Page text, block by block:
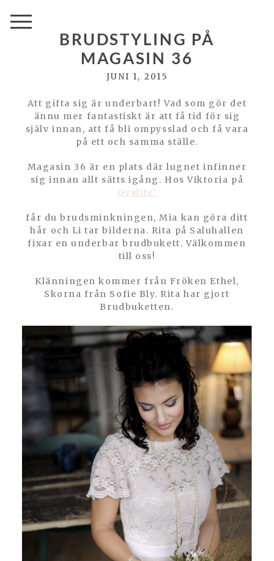
BRUDSTYLING PÅ
MAGASIN 36
JUNI 1, 2015
Att gifta sig är underbart! Vad som gör det
ännu mer fantastiskt är att få tid för sig
själv innan, att få bli ompysslad och få vara
på ett och samma ställe.
Magasin 36 är en plats där lugnet infinner
sig innan allt sätts igång. Hos Viktoria på
Qvalite’
får du brudsminkningen, Mia kan göra ditt
hår och Li tar bilderna. Rita på Saluhallen
fixar en underbar brudbukett. Välkommen
till oss!
Klänningen kommer från Fröken Ethel,
Skorna från Sofie Bly. Rita har gjort
Brudbuketten.